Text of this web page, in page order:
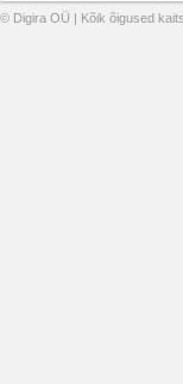
© Digira OÜ | Kõik õigused